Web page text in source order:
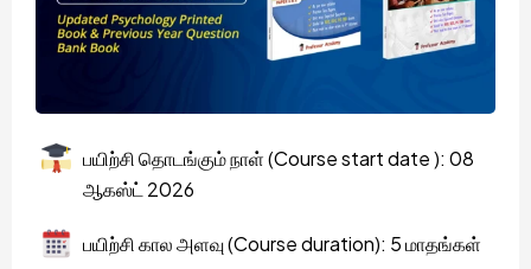
பயிற்சி தொடங்கும் நாள் (Course start date ): 08
ஆகஸ்ட் 2026
பயிற்சி கால அளவு (Course duration): 5 மாதங்கள்